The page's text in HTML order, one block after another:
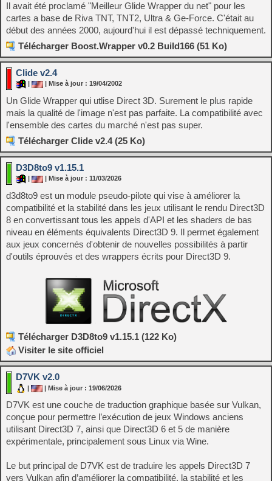
Il avait été proclamé "Meilleur Glide Wrapper du net" pour les
cartes a base de Riva TNT, TNT2, Ultra & Ge-Force. C'était au
début des années 2000, aujourd'hui il est dépassé techniquement.
Télécharger Boost.Wrapper v0.2 Build166 (51 Ko)
Clide v2.4
| Mise à jour : 19/04/2002
Un Glide Wrapper qui utlise Direct 3D. Surement le plus rapide
mais la qualité de l'image n'est pas parfaite. La compatibilité avec
l'ensemble des cartes du marché n'est pas super.
Télécharger Clide v2.4 (25 Ko)
D3D8to9 v1.15.1
| Mise à jour : 11/03/2026
d3d8to9 est un module pseudo-pilote qui vise à améliorer la
compatibilité et la stabilité dans les jeux utilisant le rendu Direct3D
8 en convertissant tous les appels d'API et les shaders de bas
niveau en éléments équivalents Direct3D 9. Il permet également
aux jeux concernés d'obtenir de nouvelles possibilités à partir
d'outils éprouvés et des wrappers écrits pour Direct3D 9.
Télécharger D3D8to9 v1.15.1 (122 Ko)
Visiter le site officiel
D7VK v2.0
| | Mise à jour : 19/06/2026
D7VK est une couche de traduction graphique basée sur Vulkan,
conçue pour permettre l’exécution de jeux Windows anciens
utilisant Direct3D 7, ainsi que Direct3D 6 et 5 de manière
expérimentale, principalement sous Linux via Wine.
Le but principal de D7VK est de traduire les appels Direct3D 7
vers Vulkan afin d’améliorer la compatibilité, la stabilité et les